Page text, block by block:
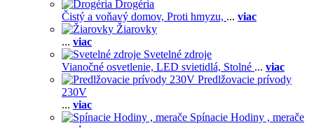
Drogéria
Čistý a voňavý domov, Proti hmyzu, ... viac
Žiarovky
... viac
Svetelné zdroje
Vianočné osvetlenie, LED svietidlá, Stolné ... viac
Predlžovacie prívody
230V
... viac
Spínacie Hodiny , merače